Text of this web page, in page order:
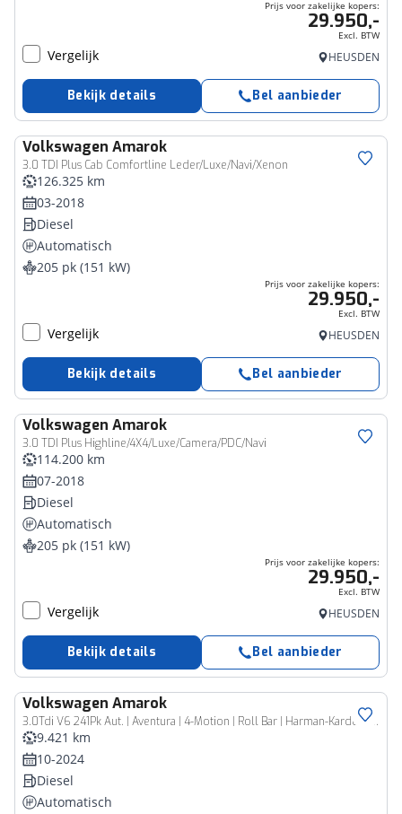
Prijs voor zakelijke kopers:
29.950,-
Excl. BTW
Vergelijk HEUSDEN
Bekijk details Bel aanbieder
Volkswagen Amarok
3.0 TDI Plus Cab Comfortline Leder/Luxe/Navi/Xenon
Bedrijfswagen
126.325 km
03-2018
Diesel
Automatisch
205 pk (151 kW)
Prijs voor zakelijke kopers:
29.950,-
Excl. BTW
Vergelijk HEUSDEN
Bekijk details Bel aanbieder
Volkswagen Amarok
3.0 TDI Plus Highline/4X4/Luxe/Camera/PDC/Navi
Bedrijfswagen
114.200 km
07-2018
Diesel
Automatisch
205 pk (151 kW)
Prijs voor zakelijke kopers:
29.950,-
Excl. BTW
Vergelijk HEUSDEN
Bekijk details Bel aanbieder
Volkswagen Amarok
3.0Tdi V6 241Pk Aut. | Aventura | 4-Motion | Roll Bar | Harman-Kardon | Trekhaak | 360° Camera | 21'' | Clear White
Bedrijfswagen
9.421 km
10-2024
Diesel
Automatisch